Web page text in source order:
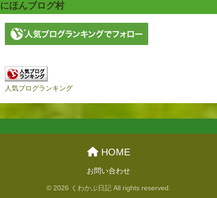
にほんブログ村
人気ブログランキング
HOME
お問い合わせ
© 2026 くわかぶ日記 All rights reserved.